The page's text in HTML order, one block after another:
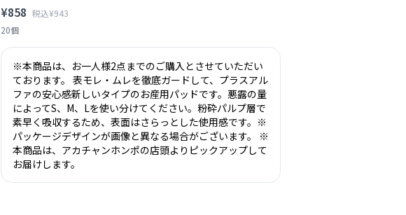
¥858 税込¥943
20個
※本商品は、お一人様2点までのご購入とさせていただい
ております。 表モレ・ムレを徹底ガードして、プラスアル
ファの安心感新しいタイプのお産用パッドです。悪露の量
によってS、M、Lを使い分けてください。粉砕パルプ層で
素早く吸収するため、表面はさらっとした使用感です。※
パッケージデザインが画像と異なる場合がございます。 ※
本商品は、アカチャンホンポの店頭よりピックアップして
お届けします。